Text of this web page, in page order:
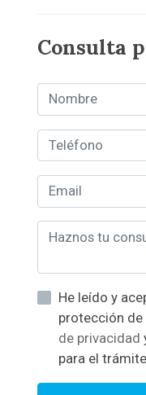
Consulta
He leído y acepto la información
de privacidad
para el